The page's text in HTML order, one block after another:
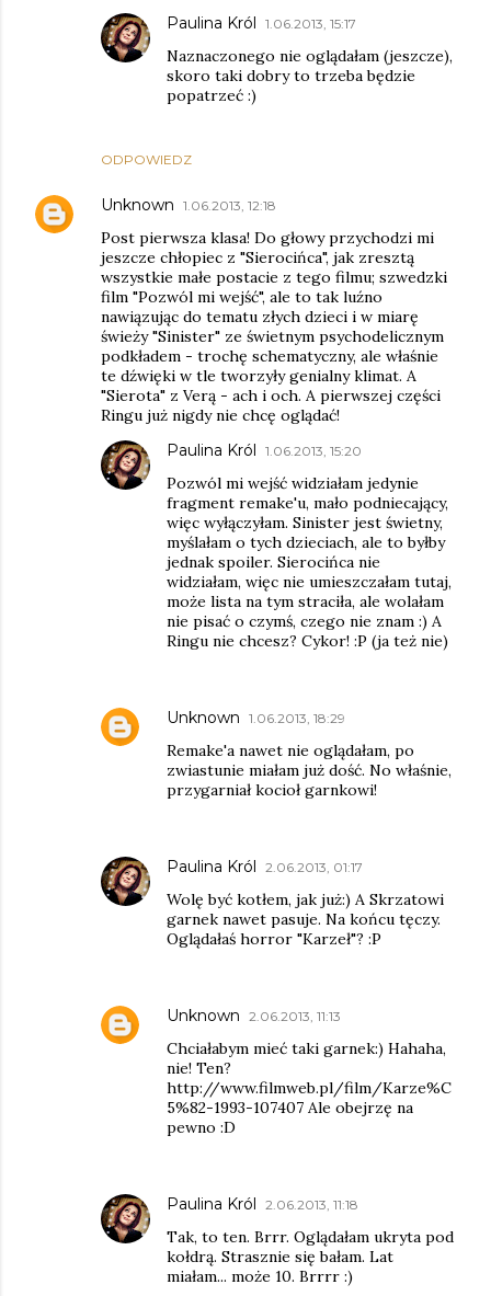
ODPOWIEDZ
Paulina Król 1.06.2013, 15:17
Naznaczonego nie oglądałam (jeszcze),
skoro taki dobry to trzeba będzie
popatrzeć :)
Unknown 1.06.2013, 12:18
Post pierwsza klasa! Do głowy przychodzi mi
jeszcze chłopiec z "Sierocińca", jak zresztą
wszystkie małe postacie z tego filmu; szwedzki
film "Pozwól mi wejść", ale to tak luźno
nawiązując do tematu złych dzieci i w miarę
świeży "Sinister" ze świetnym psychodelicznym
podkładem - trochę schematyczny, ale właśnie
te dźwięki w tle tworzyły genialny klimat. A
"Sierota" z Verą - ach i och. A pierwszej części
Ringu już nigdy nie chcę oglądać!
Paulina Król
1.06.2013, 15:20
Pozwól mi wejść widziałam jedynie
fragment remake'u, mało podniecający,
więc wyłączyłam. Sinister jest świetny,
myślałam o tych dzieciach, ale to byłby
jednak spoiler. Sierocińca nie
widziałam, więc nie umieszczałam tutaj,
może lista na tym straciła, ale wolałam
nie pisać o czymś, czego nie znam :) A
Ringu nie chcesz? Cykor! :P (ja też nie)
Unknown 1.06.2013, 18:29
Remake'a nawet nie oglądałam, po
zwiastunie miałam już dość. No właśnie,
przygarniał kocioł garnkowi!
Paulina Król 2.06.2013, 01:17
Wolę być kotłem, jak już:) A Skrzatowi
garnek nawet pasuje. Na końcu tęczy.
Oglądałaś horror "Karzeł"? :P
Unknown 2.06.2013, 11:13
Chciałabym mieć taki garnek:) Hahaha,
nie! Ten?
http://www.filmweb.pl/film/Karze%C
5%82-1993-107407 Ale obejrzę na
pewno :D
Paulina Król 2.06.2013, 11:18
Tak, to ten. Brrr. Oglądałam ukryta pod
kołdrą. Strasznie się bałam. Lat
miałam... może 10. Brrrr :)